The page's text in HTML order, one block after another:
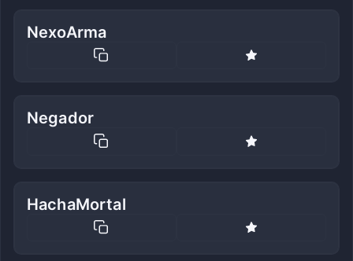
NexoArma
Negador
HachaMortal